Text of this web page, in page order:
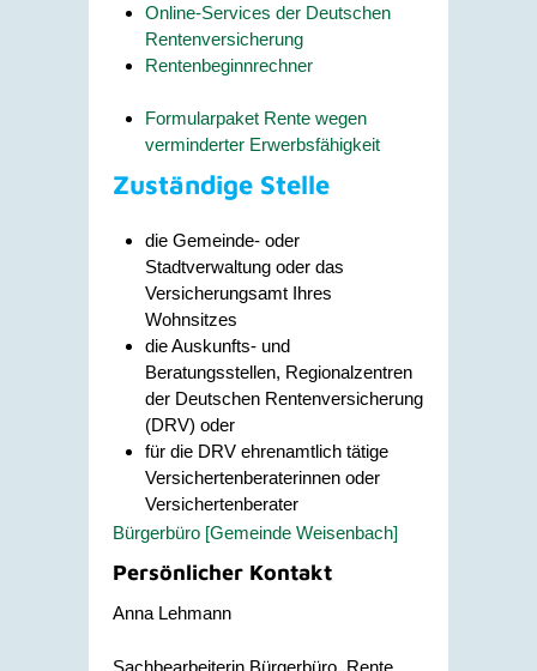
Online-Services der Deutschen
Rentenversicherung
Rentenbeginnrechner
Formularpaket Rente wegen
verminderter Erwerbsfähigkeit
Zuständige Stelle
die Gemeinde- oder
Stadtverwaltung oder das
Versicherungsamt Ihres
Wohnsitzes
die Auskunfts- und
Beratungsstellen, Regionalzentren
der Deutschen Rentenversicherung
(DRV) oder
für die DRV ehrenamtlich tätige
Versichertenberaterinnen oder
Versichertenberater
Bürgerbüro [Gemeinde Weisenbach]
Persönlicher Kontakt
Anna Lehmann
Sachbearbeiterin Bürgerbüro, Rente